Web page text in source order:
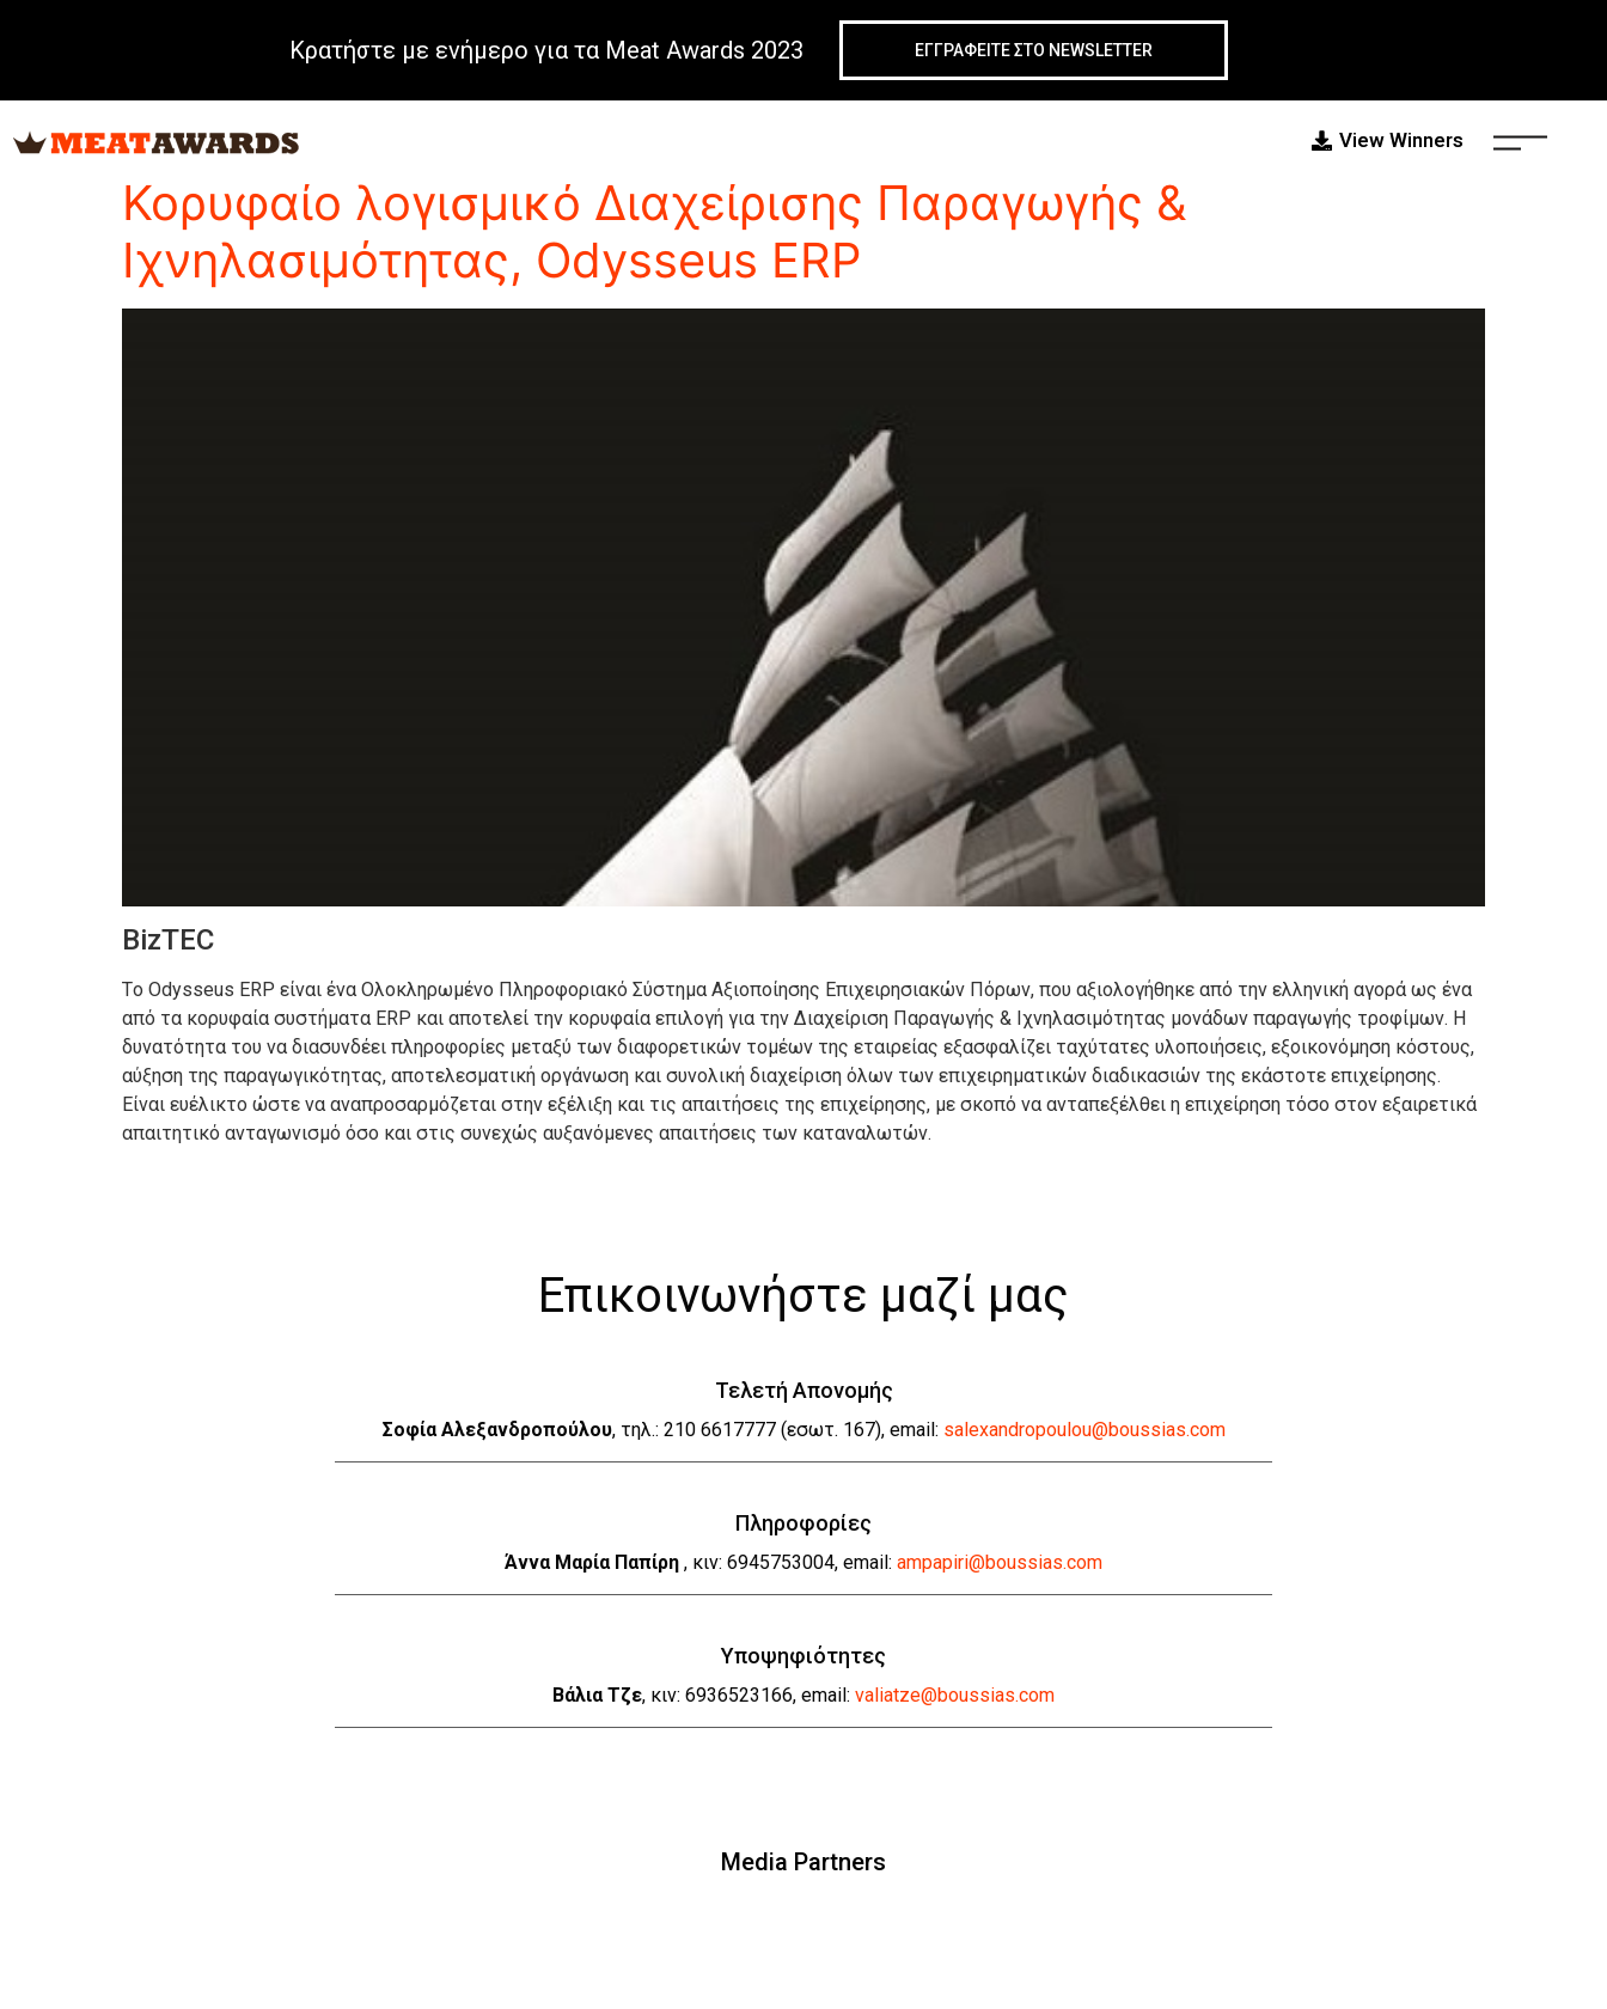
Κρατήστε με ενήμερο για τα Meat Awards 2023 ΕΓΓΡΑΦΕIΤΕ ΣΤΟ NEWSLETTER
View Winners
Tag:Λογισμικό-Πληροφοριακό Σύστημα
Κορυφαίο λογισμικό Διαχείρισης Παραγωγής &
Ιχνηλασιμότητας, Odysseus ERP
BizTEC
Τo Odysseus ERP είναι ένα Ολοκληρωμένο Πληροφοριακό Σύστημα Αξιοποίησης Επιχειρησιακών Πόρων, που αξιολογήθηκε από την ελληνική αγορά ως ένα
από τα κορυφαία συστήματα ERP και αποτελεί την κορυφαία επιλογή για την Διαχείριση Παραγωγής & Ιχνηλασιμότητας μονάδων παραγωγής τροφίμων. Η
δυνατότητα του να διασυνδέει πληροφορίες μεταξύ των διαφορετικών τομέων της εταιρείας εξασφαλίζει ταχύτατες υλοποιήσεις, εξοικονόμηση κόστους,
αύξηση της παραγωγικότητας, αποτελεσματική οργάνωση και συνολική διαχείριση όλων των επιχειρηματικών διαδικασιών της εκάστοτε επιχείρησης.
Είναι ευέλικτο ώστε να αναπροσαρμόζεται στην εξέλιξη και τις απαιτήσεις της επιχείρησης, με σκοπό να ανταπεξέλθει η επιχείρηση τόσο στον εξαιρετικά
απαιτητικό ανταγωνισμό όσο και στις συνεχώς αυξανόμενες απαιτήσεις των καταναλωτών.
Επικοινωνήστε μαζί μας
Τελετή Απονομής
Σοφία Αλεξανδροπούλου, τηλ.: 210 6617777 (εσωτ. 167), email: salexandropoulou@boussias.com
Πληροφορίες
Άννα Μαρία Παπίρη , κιν: 6945753004, email: ampapiri@boussias.com
Υποψηφιότητες
Βάλια Τζε, κιν: 6936523166, email: valiatze@boussias.com
Media Partners